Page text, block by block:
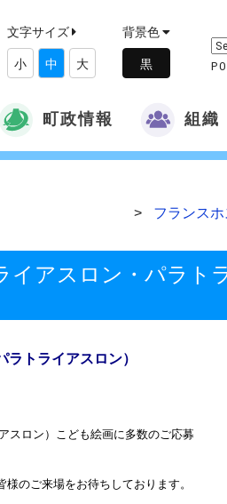
文字サイズ
小 中 大
背景色
町政情報 組織
フランス
イアスロン・パラト
トライアスロン）
スロン）こども絵画に多数のご応募
のご来場をお待ちしております。